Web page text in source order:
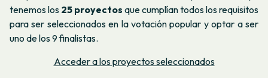
tenemos los 25 proyectos que cumplían todos los requisitos
para ser seleccionados en la votación popular y optar a ser
uno de los 9 finalistas.
Acceder a los proyectos seleccionados